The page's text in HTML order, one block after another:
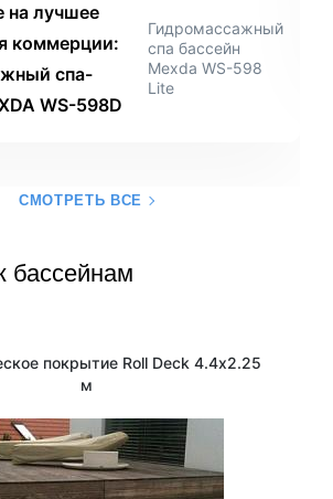
на лучшее
коммерции:
спа-
WS-598D
Гидромассажный
спа бассейн
Mexda WS-598
Lite
СМОТРЕТЬ ВСЕ
бассейнам
покрытие Roll Deck 4.4х2.25
м